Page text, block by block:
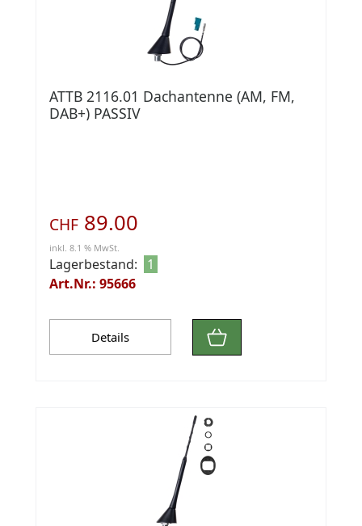
ATTB 2116.01 Dachantenne (AM, FM,
DAB+) PASSIV
CHF 89.00
inkl. 8.1 % MwSt.
Lagerbestand:
1
Art.Nr.: 95666
Details